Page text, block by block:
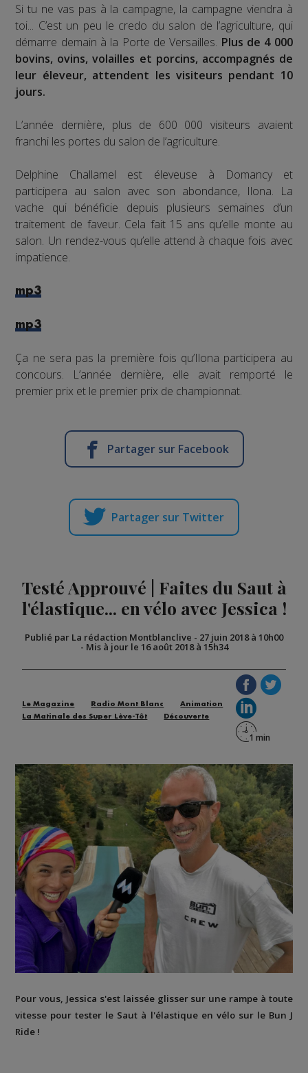
Si tu ne vas pas à la campagne, la campagne viendra à
toi... C’est un peu le credo du salon de l’agriculture, qui
démarre demain à la Porte de Versailles. Plus de 4 000
bovins, ovins, volailles et porcins, accompagnés de
leur éleveur, attendent les visiteurs pendant 10
jours.
L’année dernière, plus de 600 000 visiteurs avaient
franchi les portes du salon de l’agriculture.
Delphine Challamel est éleveuse à Domancy et
participera au salon avec son abondance, Ilona. La
vache qui bénéficie depuis plusieurs semaines d’un
traitement de faveur. Cela fait 15 ans qu’elle monte au
salon. Un rendez-vous qu’elle attend à chaque fois avec
impatience.
mp3
mp3
Ça ne sera pas la première fois qu’Ilona participera au
concours. L’année dernière, elle avait remporté le
premier prix et le premier prix de championnat.
Partager sur Facebook
Partager sur Twitter
Testé Approuvé | Faites du Saut à
l'élastique... en vélo avec Jessica !
Publié par La rédaction Montblanclive - 27 juin 2018 à 10h00
- Mis à jour le 16 août 2018 à 15h34
Le Magazine Radio Mont Blanc
Animation
La Matinale des Super Lève-Tôt
Découverte
Pour vous, Jessica s'est laissée glisser sur une rampe à toute
vitesse pour tester le Saut à l'élastique en vélo sur le Bun J
Ride !